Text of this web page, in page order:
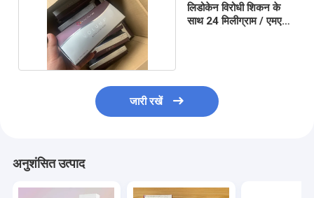
लिडोकेन विरोधी शिकन के
साथ 24 मिलीग्राम / एमएल
जारी रखें
अनुशंसित उत्पाद